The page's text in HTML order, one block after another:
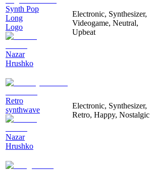
Synth Pop
Long
Logo
Nazar
Hrushko
Electronic, Synthesizer,
Videogame, Neutral,
Upbeat
Retro
synthwave
Nazar
Hrushko
Electronic, Synthesizer,
Retro, Happy, Nostalgic